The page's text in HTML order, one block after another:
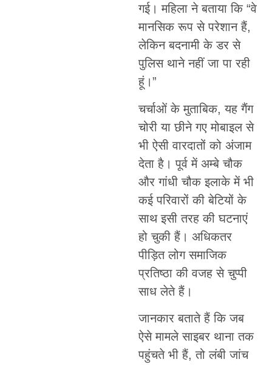
गई। महिला ने बताया कि “वे
मानसिक रूप से परेशान हैं,
लेकिन बदनामी के डर से
पुलिस थाने नहीं जा पा रही
हूं।”
चर्चाओं के मुताबिक, यह गैंग
चोरी या छीने गए मोबाइल से
भी ऐसी वारदातों को अंजाम
देता है। पूर्व में अम्बे चौक
और गांधी चौक इलाके में भी
कई परिवारों की बेटियों के
साथ इसी तरह की घटनाएं
हो चुकी हैं। अधिकतर
पीड़ित लोग समाजिक
प्रतिष्ठा की वजह से चुप्पी
साध लेते हैं।
जानकार बताते हैं कि जब
ऐसे मामले साइबर थाना तक
पहुंचते भी हैं, तो लंबी जांच